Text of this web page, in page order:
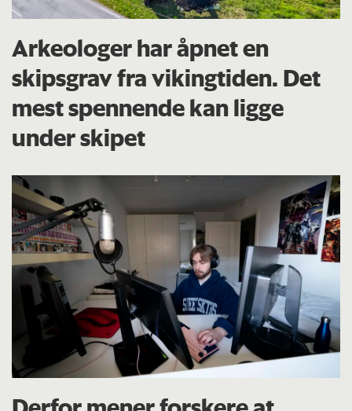
Arkeologer har åpnet en
skipsgrav fra vikingtiden. Det
mest spennende kan ligge
under skipet